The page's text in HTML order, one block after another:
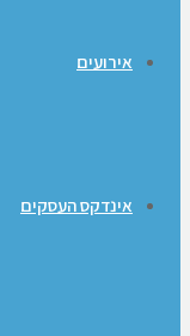
אירועים
אינדקס העסקים